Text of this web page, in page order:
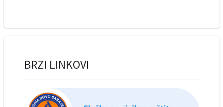
BRZI LINKOVI